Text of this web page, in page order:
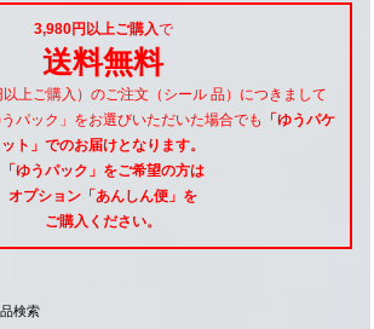
3,980円以上ご購入で
送料無料
上ご購入）のご注文（シール 品）につきまして
パック」をお選びいただいた場合でも
「ゆうパケ
ット」でのお届けとなります。
「ゆうパック」をご希望の方は
オプション「あんしん便」 を
ご購入ください。
検索